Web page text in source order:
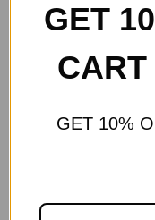
de que se publiquen.
GET
CART
GET 10%